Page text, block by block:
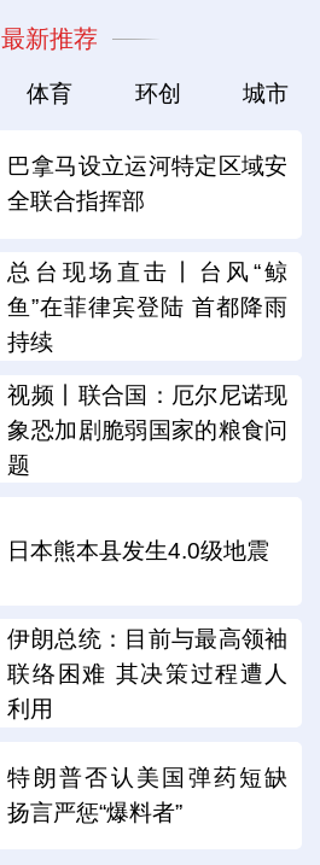
最新推荐
体育 环创 城市
巴拿马设立运河特定区域安
全联合指挥部
总台现场直击丨台风“鲸
鱼”在菲律宾登陆 首都降雨
持续
视频丨联合国：厄尔尼诺现
象恐加剧脆弱国家的粮食问
题
日本熊本县发生4.0级地震
伊朗总统：目前与最高领袖
联络困难 其决策过程遭人
利用
特朗普否认美国弹药短缺
扬言严惩“爆料者”